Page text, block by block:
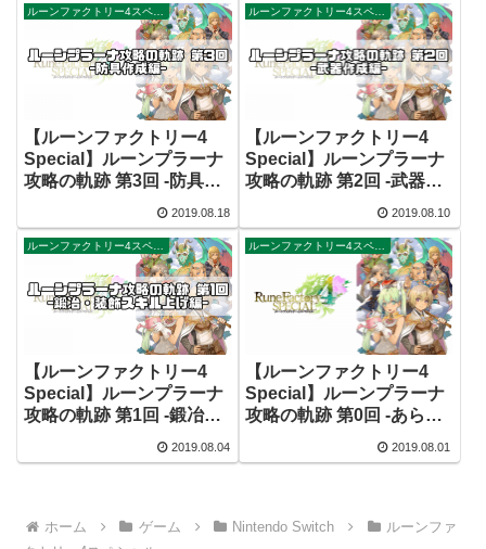
ルーンファクトリー4スペシャル
【ルーンファクトリー4
Special】ルーンプラーナ
攻略の軌跡 第3回 -防具？
2019.08.18
ルーンファクトリー4スペシャル
【ルーンファクトリー4
Special】ルーンプラーナ
攻略の軌跡 第2回 -武器作
2019.08.10
ルーンファクトリー4スペシャル
【ルーンファクトリー4
Special】ルーンプラーナ
攻略の軌跡 第1回 -鍛冶・
2019.08.04
ルーンファクトリー4スペシャル
【ルーンファクトリー4
Special】ルーンプラーナ
攻略の軌跡 第0回 -あらま
2019.08.01
ホーム ゲーム Nintendo Switch
ルーンファ